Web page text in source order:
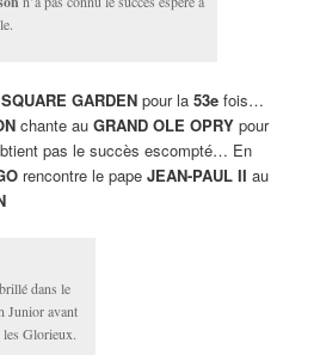
GARDEN pour la53e fois…
chante auGRAND OLE OPRY pour
pas le succès escompté… En
rencontre le papeJEAN-PAUL II au
dans le
Junior avant
les Glorieux.